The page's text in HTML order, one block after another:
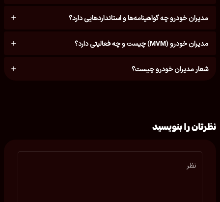
مدیران خودرو چه گواهینامه‌ها و استانداردهایی دارد؟
مدیران خودرو (MVM) چیست و چه فعالیتی دارد؟
شعار مدیران خودرو چیست؟
نظرتان را بنویسید
نظر